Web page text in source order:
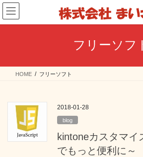
コ
ン
テ
ス
ナ
ビ
ゲ
ン
フリーソフ
HOME フリーソフト
2018-01-28
blog
kintoneカスタマ
でもっと便利に～